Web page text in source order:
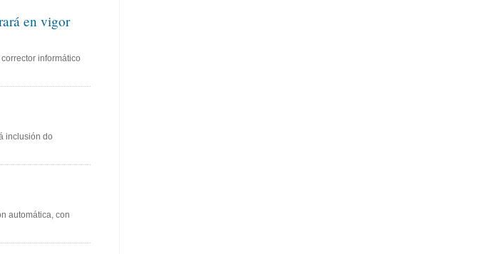
en vigor
informático
inclusión do
automática, con